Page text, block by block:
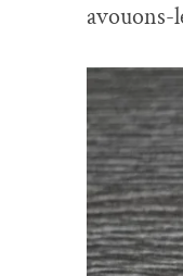
avouons-